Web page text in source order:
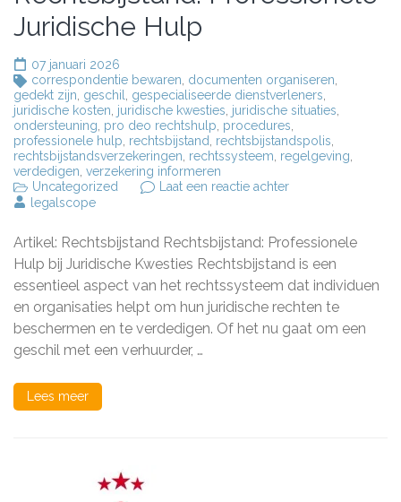
Juridische Hulp
07 januari 2026
correspondentie bewaren documenten organiseren
gedekt zijn geschil gespecialiseerde dienstverleners
juridische kosten juridische kwesties juridische situaties
ondersteuning pro deo rechtshulp procedures
professionele hulp rechtsbijstand rechtsbijstandspolis
rechtsbijstandsverzekeringen rechtssysteem regelgeving
verdedigen verzekering informeren
Uncategorized
Laat een reactie achterop
Moet
Weten
Over
Rechtsbijstand:
Professionele
Juridische
Hulp
legalscope
Artikel: Rechtsbijstand Rechtsbijstand: Professionele
Hulp bij Juridische Kwesties Rechtsbijstand is een
essentieel aspect van het rechtssysteem dat individuen
en organisaties helpt om hun juridische rechten te
beschermen en te verdedigen. Of het nu gaat om een
geschil met een verhuurder, …
Lees meer